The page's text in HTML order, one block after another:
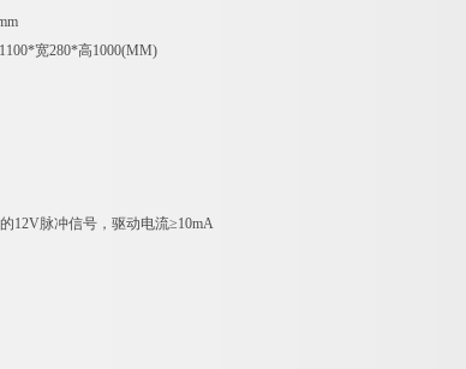
宽280*高1000(MM)
脉冲信号，驱动电流≥10mA